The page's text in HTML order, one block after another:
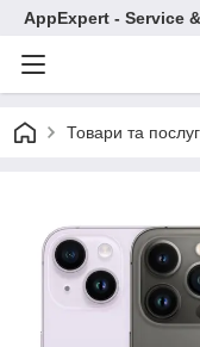
AppExpert - Service
Товари та